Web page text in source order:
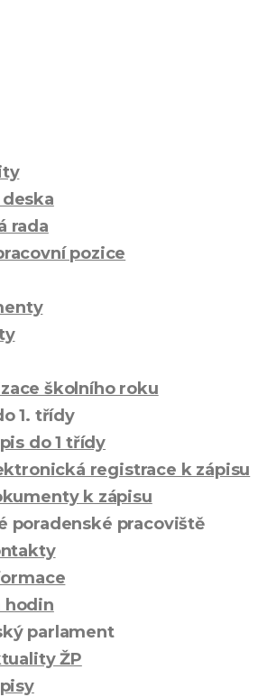
rada
pozice
školního roku
1. třídy
do 1 třídy
registrace k zápisu
k zápisu
poradenské pracoviště
hodin
parlament
ŽP